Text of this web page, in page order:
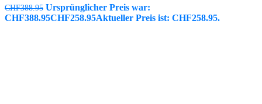
CHF388.95 Ursprünglicher Preis war:
CHF388.95CHF258.95Aktueller Preis ist: CHF258.95.